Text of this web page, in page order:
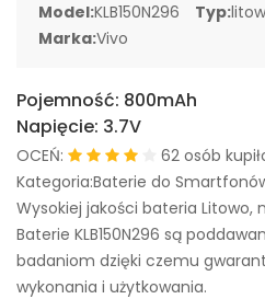
Model:KLB150N296 Typ:
Marka:Vivo
Pojemność: 800mAh
Napięcie: 3.7V
OCEŃ:
62 osób
Kategoria:Baterie do
Wysokiej jakości bateria
Baterie KLB150N296 są
badaniom dzięki czemu
wykonania i użytkowania.